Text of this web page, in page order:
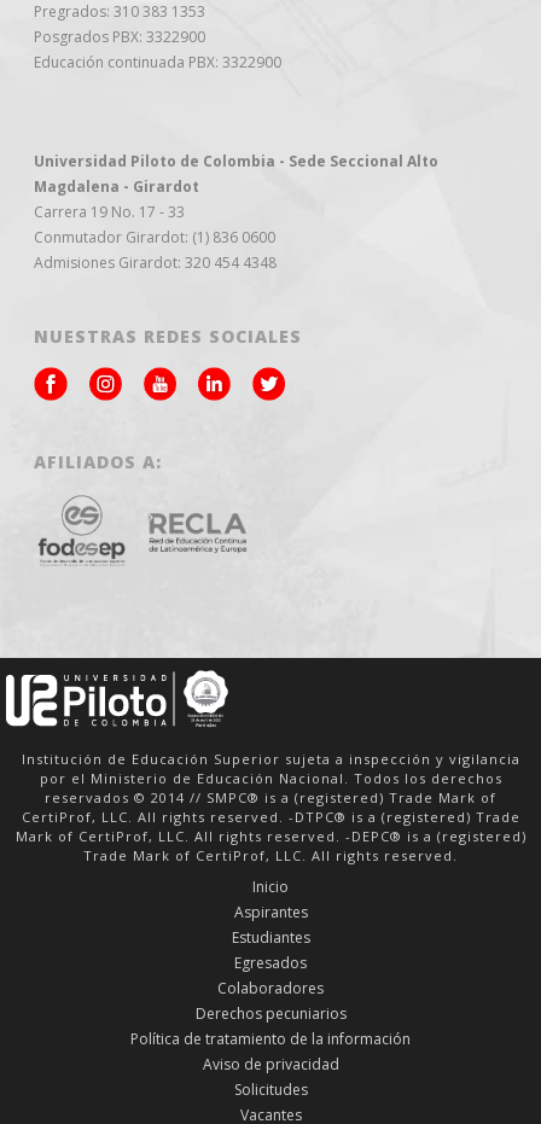
Pregrados: 310 383 1353
Posgrados PBX: 3322900
Educación continuada PBX: 3322900
Universidad Piloto de Colombia - Sede Seccional Alto
Magdalena - Girardot
Carrera 19 No. 17 - 33
Conmutador Girardot: (1) 836 0600
Admisiones Girardot: 320 454 4348
NUESTRAS REDES SOCIALES
AFILIADOS A:
Institución de Educación Superior sujeta a inspección y vigilancia
por el Ministerio de Educación Nacional. Todos los derechos
reservados © 2014 // SMPC® is a (registered) Trade Mark of
CertiProf, LLC. All rights reserved. -DTPC® is a (registered) Trade
Mark of CertiProf, LLC. All rights reserved. -DEPC® is a (registered)
Trade Mark of CertiProf, LLC. All rights reserved.
Inicio
Aspirantes
Estudiantes
Egresados
Colaboradores
Derechos pecuniarios
Política de tratamiento de la información
Aviso de privacidad
Solicitudes
Vacantes